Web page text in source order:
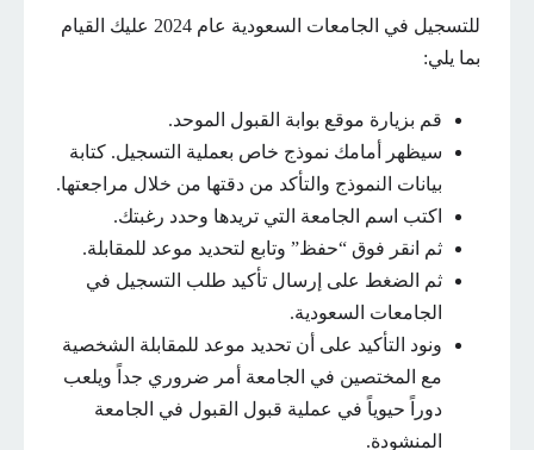
للتسجيل في الجامعات السعودية عام 2024 عليك القيام
بما يلي:
قم بزيارة موقع بوابة القبول الموحد.
سيظهر أمامك نموذج خاص بعملية التسجيل. كتابة
بيانات النموذج والتأكد من دقتها من خلال مراجعتها.
اكتب اسم الجامعة التي تريدها وحدد رغبتك.
ثم انقر فوق “حفظ” وتابع لتحديد موعد للمقابلة.
ثم الضغط على إرسال تأكيد طلب التسجيل في
الجامعات السعودية.
ونود التأكيد على أن تحديد موعد للمقابلة الشخصية
مع المختصين في الجامعة أمر ضروري جداً ويلعب
دوراً حيوياً في عملية قبول القبول في الجامعة
المنشودة.